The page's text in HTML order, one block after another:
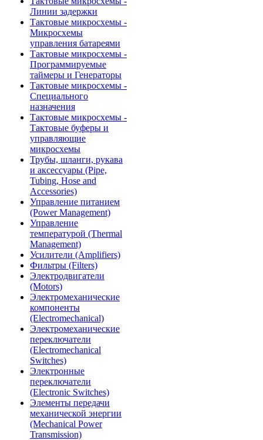
Линии задержки
Тактовые микросхемы -
Микросхемы
управления батареями
Тактовые микросхемы -
Программируемые
таймеры и Генераторы
Тактовые микросхемы -
Специального
назначения
Тактовые микросхемы -
Тактовые буферы и
управляющие
микросхемы
Трубы, шланги, рукава
и аксессуары (Pipe,
Tubing, Hose and
Accessories)
Управление питанием
(Power Management)
Управление
температурой (Thermal
Management)
Усилители (Amplifiers)
Фильтры (Filters)
Электродвигатели
(Motors)
Электромеханические
компоненты
(Electromechanical)
Электромеханические
переключатели
(Electromechanical
Switches)
Электронные
переключатели
(Electronic Switches)
Элементы передачи
механической энергии
(Mechanical Power
Transmission)